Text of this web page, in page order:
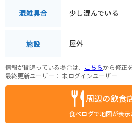
混雑具合 少し混んでいる
施設 屋外
情報が間違っている場合は、 こちらから修正
最終更新ユーザー： 未ログインユーザー
周辺の飲食
食べログで地図が表示